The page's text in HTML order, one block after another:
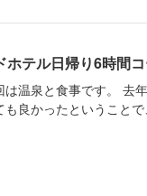
テル日帰り6時間
温泉と食事です。 去
良かったということ